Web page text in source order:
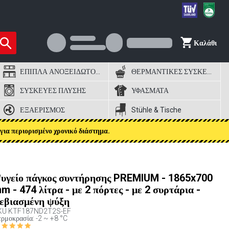
Καλάθι
ΕΠΙΠΛΑ ΑΝΟΞΕΙΔΩΤΟΣ ΧΑΛΥΒΑΣ
ΣΥΣΚΕΥΕΣ ΠΛΥΣΗΣ ΥΦΑΣΜΑΤΑ
ΕΞΑΕΡΙΣΜΟΣ Stühle & Tische
περιορισμένο χρονικό διάστημα.
πάγκος συντήρησης PREMIUM - 1865x700
- 474 λίτρα - με 2 πόρτες - με 2 συρτάρια -
ψύξη
KTF187ND2T2S-EF
-2 ~ +8 °C